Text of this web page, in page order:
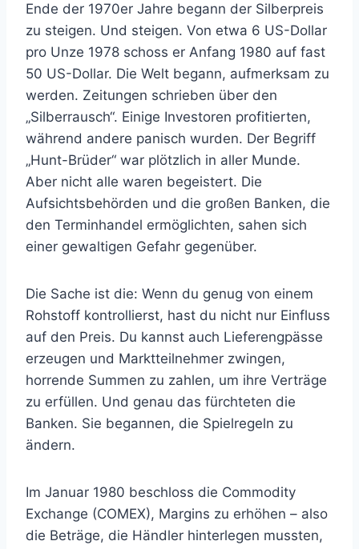
Ende der 1970er Jahre begann der Silberpreis
zu steigen. Und steigen. Von etwa 6 US-Dollar
pro Unze 1978 schoss er Anfang 1980 auf fast
50 US-Dollar. Die Welt begann, aufmerksam zu
werden. Zeitungen schrieben über den
„Silberrausch“. Einige Investoren profitierten,
während andere panisch wurden. Der Begriff
„Hunt-Brüder“ war plötzlich in aller Munde.
Aber nicht alle waren begeistert. Die
Aufsichtsbehörden und die großen Banken, die
den Terminhandel ermöglichten, sahen sich
einer gewaltigen Gefahr gegenüber.
Die Sache ist die: Wenn du genug von einem
Rohstoff kontrollierst, hast du nicht nur Einfluss
auf den Preis. Du kannst auch Lieferengpässe
erzeugen und Marktteilnehmer zwingen,
horrende Summen zu zahlen, um ihre Verträge
zu erfüllen. Und genau das fürchteten die
Banken. Sie begannen, die Spielregeln zu
ändern.
Im Januar 1980 beschloss die Commodity
Exchange (COMEX), Margins zu erhöhen – also
die Beträge, die Händler hinterlegen mussten,